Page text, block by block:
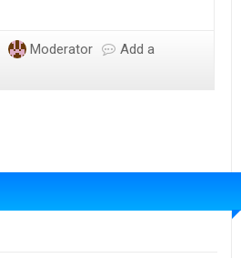
Moderator
Add a